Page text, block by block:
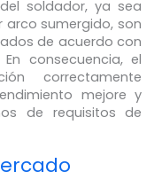
soldador, ya sea
sumergido, son
de acuerdo con
consecuencia, el
correctamente
mejore y
de requisitos de